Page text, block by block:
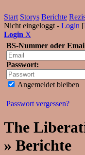
Start Storys Berichte
Nicht eingeloggt - Login [
Login X
BS-Nummer oder
Passwort:
Angemeldet bleiben
Passwort vergessen?
The
» Berichte